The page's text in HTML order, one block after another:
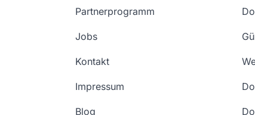
Partnerprogramm
Jobs
Kontakt
Impressum
Blog